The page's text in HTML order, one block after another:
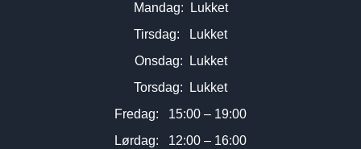
Mandag: Lukket
Tirsdag: Lukket
Onsdag: Lukket
Torsdag: Lukket
Fredag: 15:00 – 19:00
Lørdag: 12:00 – 16:00